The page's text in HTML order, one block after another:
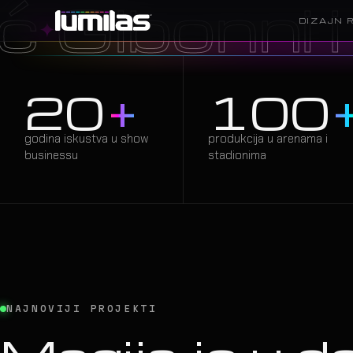
DIZAJN
PROGRAMIRANJE
i Oliver✦
20+
godina iskustva u show
businessu
100
produkcija u arenama i
stadionima
NAJNOVIJI PROJEKTI